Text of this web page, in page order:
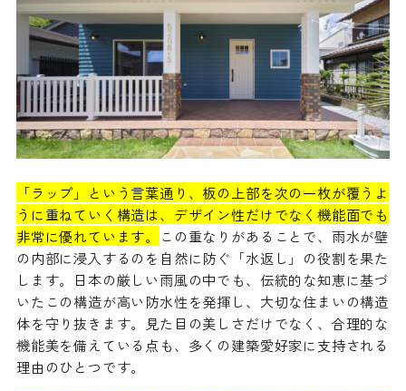
「ラップ」という言葉通り、板の上部を次の一枚が覆うよ
うに重ねていく構造は、デザイン性だけでなく機能面でも
非常に優れています。
この重なりがあることで、雨水が壁
の内部に浸入するのを自然に防ぐ「水返し」の役割を果た
します。日本の厳しい雨風の中でも、伝統的な知恵に基づ
いたこの構造が高い防水性を発揮し、大切な住まいの構造
体を守り抜きます。見た目の美しさだけでなく、合理的な
機能美を備えている点も、多くの建築愛好家に支持される
理由のひとつです。